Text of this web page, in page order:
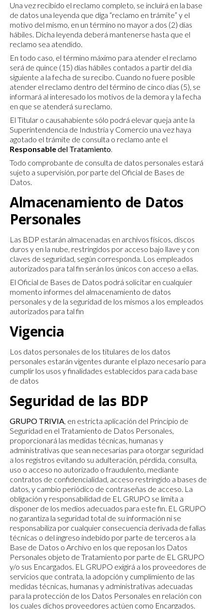
Una vez recibido el reclamo completo, se incluirá en la base
de datos una leyenda que diga “reclamo en trámite” y el
motivo del mismo, en un término no mayor a dos (2) días
hábiles. Dicha leyenda deberá mantenerse hasta que el
reclamo sea atendido.
En todo caso, el término máximo para atender el reclamo
será de quince (15) días hábiles contados a partir del día
siguiente a la fecha de su recibo. Cuando no fuere posible
atender el reclamo dentro del término de cinco días (5), se
informará al interesado los motivos de la demora y la fecha
en que se atenderá su reclamo.
El Titular o causahabiente sólo podrá elevar queja ante la
Superintendencia de Industria y Comercio una vez haya
agotado el trámite de consulta o reclamo ante el
Responsabledel Tratamiento.
Todo comprobante de consulta de datos personales estará
sujeto a supervisión, por parte del Oficial de Bases de
Datos.
Almacenamiento de Datos
Personales
Las BDP estarán almacenadas en archivos físicos, discos
duros y en la nube, restringidos por acceso bajo llave y con
claves de seguridad, según corresponda. Los empleados
autorizados para tal fin serán los únicos con acceso a ellas.
El Oficial de Bases de Datos podrá solicitar en cualquier
momento informes del almacenamiento de datos
personales y de la seguridad de los mismos a los empleados
autorizados para tal fin
Vigencia
Los datos personales de los titulares de los datos
personales estarán vigentes durante el plazo necesario para
cumplir los usos y finalidades establecidos para cada base
de datos
Seguridad de las BDP
GRUPO TRIVIA, en estricta aplicación del Principio de
Seguridad en el Tratamiento de Datos Personales,
proporcionará las medidas técnicas, humanas y
administrativas que sean necesarias para otorgar seguridad
a los registros evitando su adulteración, pérdida, consulta,
uso o acceso no autorizado o fraudulento, mediante
contratos de confidencialidad, acceso restringido a bases de
datos, y cambio periódico de contraseñas de acceso. La
obligación y responsabilidad de EL GRUPO se limita a
disponer de los medios adecuados para este fin. EL GRUPO
no garantiza la seguridad total de su información ni se
responsabiliza por cualquier consecuencia derivada de fallas
técnicas o del ingreso indebido por parte de terceros a la
Base de Datos o Archivo en los que reposan los Datos
Personales objeto de Tratamiento por parte de EL GRUPO
y/o sus Encargados. EL GRUPO exigirá a los proveedores de
servicios que contrata, la adopción y cumplimiento de las
medidas técnicas, humanas y administrativas adecuadas
para la protección de los Datos Personales en relación con
los cuales dichos proveedores actúen como Encargados.